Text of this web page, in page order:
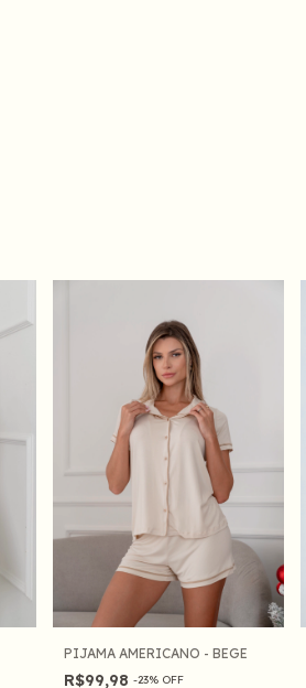
PIJAMA AMERICANO - BEGE
R$99,98 -23% OFF